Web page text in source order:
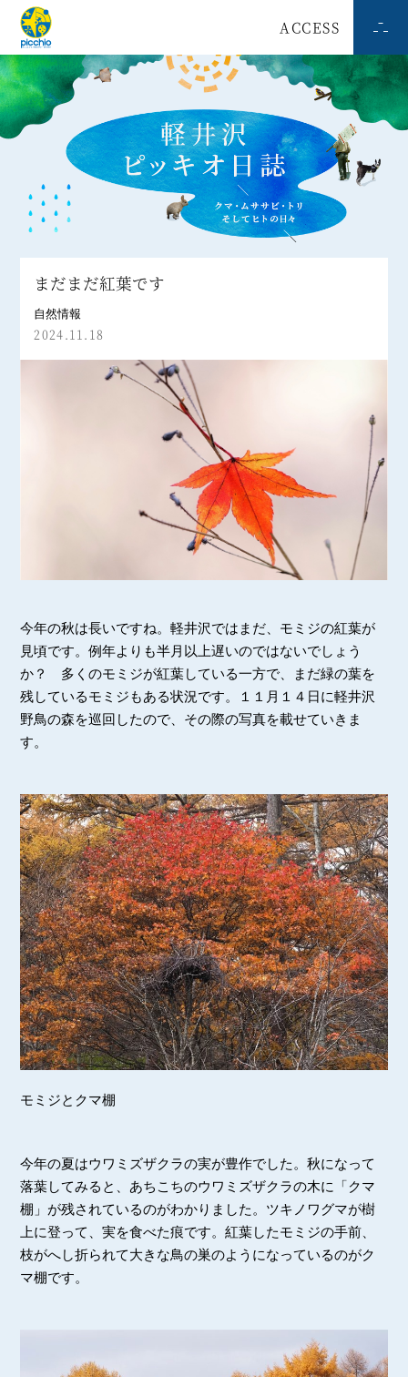
ACCESS
まだまだ紅葉です
自然情報
2024.11.18
今年の秋は長いですね。軽井沢ではまだ、モミジの紅葉が
見頃です。例年よりも半月以上遅いのではないでしょう
か？ 多くのモミジが紅葉している一方で、まだ緑の葉を
残しているモミジもある状況です。１１月１４日に軽井沢
野鳥の森を巡回したので、その際の写真を載せていきま
す。
モミジとクマ棚
今年の夏はウワミズザクラの実が豊作でした。秋になって
落葉してみると、あちこちのウワミズザクラの木に「クマ
棚」が残されているのがわかりました。ツキノワグマが樹
上に登って、実を食べた痕です。紅葉したモミジの手前、
枝がへし折られて大きな鳥の巣のようになっているのがク
マ棚です。